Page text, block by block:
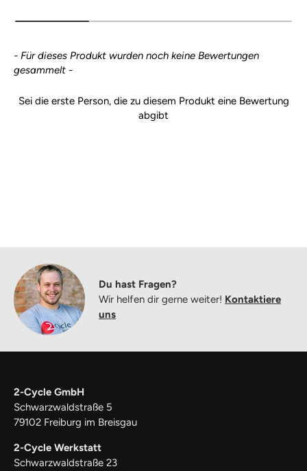
- Für dieses Produkt wurden noch keine Bewertungen
gesammelt -
Sei die erste Person, die zu diesem Produkt eine Bewertung
abgibt
New content loaded
Du hast Fragen?
Wir helfen dir gerne weiter! Kontaktiere
uns
2-Cycle GmbH
Schwarzwaldstraße 5
79102 Freiburg im Breisgau
2-Cycle Werkstatt
Schwarzwaldstraße 23